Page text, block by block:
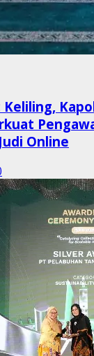
Keliling,
Online